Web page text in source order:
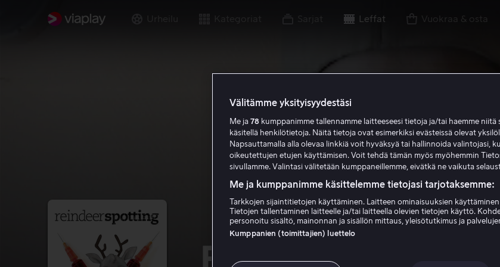
Leffat Vuokraa & osta
Reindeerspotting -
Välitämme yksityisyydestäsi
Me ja 78 kumppanimme tallennamme laitteeseesi tietoja ja/tai haemme niitä
käsitellä henkilötietoja. Näitä tietoja ovat esimerkiksi evästeissä olevat
Napsauttamalla alla olevaa linkkiä voit hyväksyä tai hallinnoida valintojasi,
oikeutettujen etujen käyttämisen. Voit tehdä tämän myös myöhemmin
sivullamme. Valintasi välitetään kumppaneillemme, eivätkä ne vaikuta
Me ja kumppanimme käsittelemme tietojasi tarjotaksemme:
Tarkkojen sijaintitietojen käyttäminen. Laitteen ominaisuuksien
Tietojen tallentaminen laitteelle ja/tai laitteella olevien tietojen käyttö.
personoitu sisältö, mainonnan ja sisällön mittaus, yleisötutkimus ja
Kumppanien (toimittajien) luettelo